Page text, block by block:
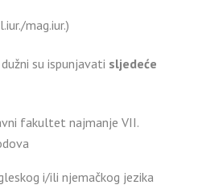
mag.iur.)
su ispunjavati sljedeće
fakultet najmanje VII.
i/ili njemačkog jezika